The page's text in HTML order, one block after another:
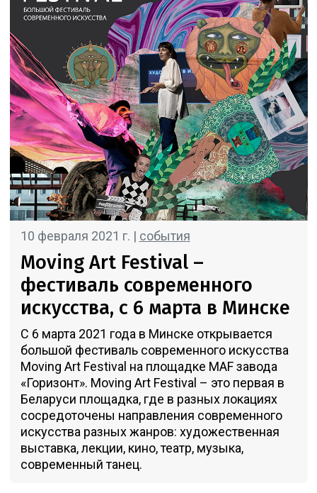
10 февраля 2021 г. | события
Moving Art Festival –
фестиваль современного
искусства, c 6 марта в Минске
С 6 марта 2021 года в Минске открывается
большой фестиваль современного искусства
Moving Art Festival на площадке MAF завода
«Горизонт». Moving Art Festival – это первая в
Беларуси площадка, где в разных локациях
сосредоточены направления современного
искусства разных жанров: художественная
выставка, лекции, кино, театр, музыка,
современный танец.